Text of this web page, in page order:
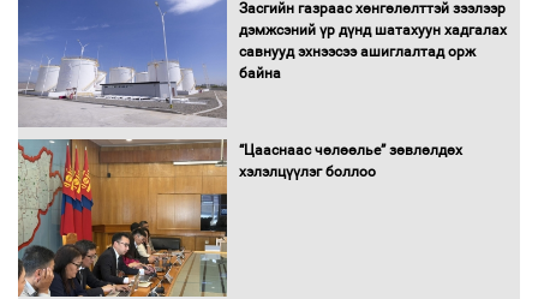
Засгийн газраас хөнгөлөлттэй зээлээр
дэмжсэний үр дүнд шатахуун хадгалах
савнууд эхнээсээ ашиглалтад орж
байна
“Цааснаас чөлөөлье” зөвлөлдөх
хэлэлцүүлэг боллоо